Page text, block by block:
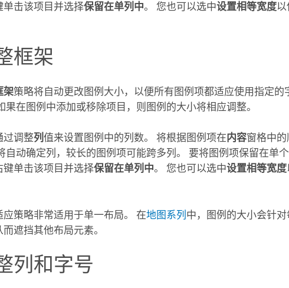
单击该项目并选择保留在单列中。 您也可以选中设置相等宽度
框架
架策略将自动更改图例大小，以便所有图例项都适应使用指定的
果在图例中添加或移除项目，则图例的大小将相应调整。
过调整列值来设置图例中的列数。 将根据图例项在内容窗格中
自动确定列，较长的图例项可能跨多列。 要将图例项保留在单
键单击该项目并选择保留在单列中。 您也可以选中设置相等宽度
应策略非常适用于单一布局。 在地图系列 中，图例的大小会针
而遮挡其他布局元素。
列和字号